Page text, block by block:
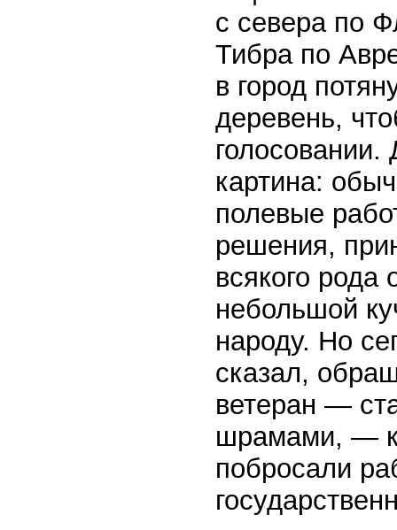
с севера по
Тибра по
в город
деревень,
картина:
полевые
решения,
всякого
небольшой
народу. Но
сказал,
ветеран —
шрамами, —
побросали